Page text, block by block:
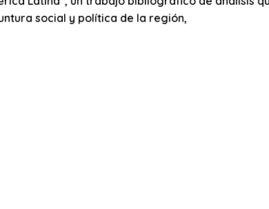
social y política de la región,